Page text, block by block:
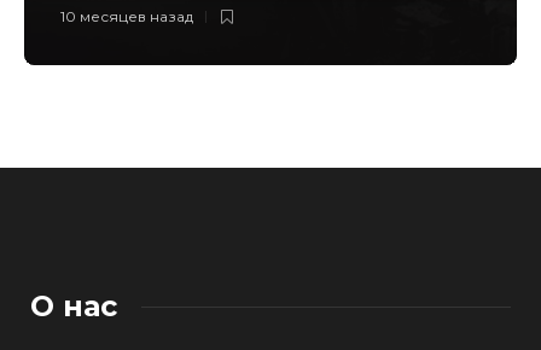
10 месяцев назад
О нас